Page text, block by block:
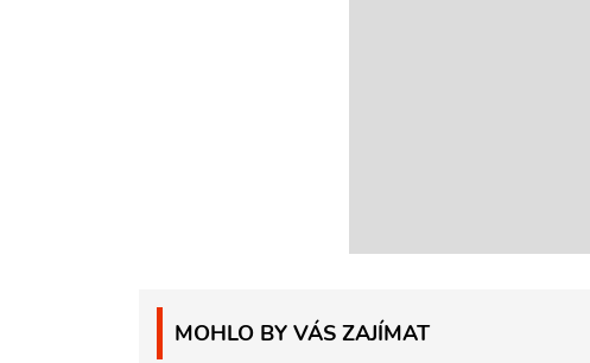
MOHLO BY VÁS ZAJÍMAT